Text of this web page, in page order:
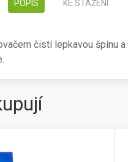
POPIS KE STAŽENÍ
čistí lepkavou špínu